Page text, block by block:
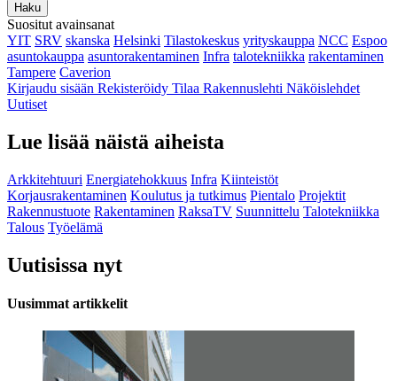
Haku
Suositut avainsanat
YIT SRV skanska Helsinki Tilastokeskus yrityskauppa NCC Espoo
asuntokauppa asuntorakentaminen Infra talotekniikka rakentaminen
Tampere Caverion
Kirjaudu sisään Rekisteröidy Tilaa Rakennuslehti Näköislehdet
Uutiset
Lue lisää näistä aiheista
Arkkitehtuuri Energiatehokkuus Infra Kiinteistöt
Korjausrakentaminen Koulutus ja tutkimus Pientalo Projektit
Rakennustuote Rakentaminen RaksaTV Suunnittelu Talotekniikka
Talous Työelämä
Uutisissa nyt
Uusimmat artikkelit